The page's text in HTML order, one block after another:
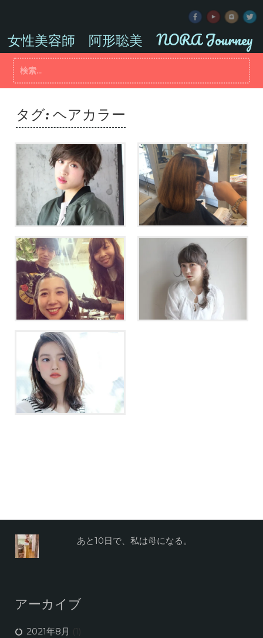
ツ
キ
女性美容師 阿形聡美 NORA Journey
タグ:ヘアカラー
【溢れ出る透明感！】アプ
リエカラーで外国人風
に！！
ハイライトをたっぷり効か
せた外国人風ボブ♡
足裏の角質とあたし。
触りたくなる♡プラチナグ
レージュ♡
涼しげ♡ブルージュバレイ
ヤージュの抜け感ロブ♡
あと10日で、私は母になる。
アーカイブ
2021年8月 (1)